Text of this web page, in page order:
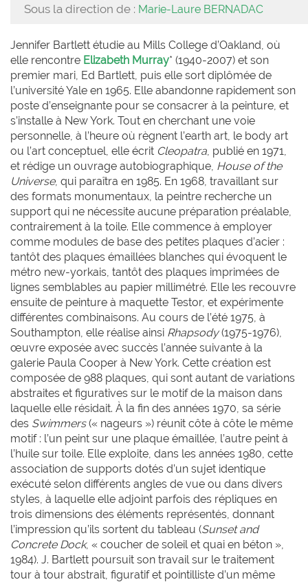
Sous la direction de : Marie-Laure BERNADAC
Jennifer Bartlett étudie au Mills College d’Oakland, où
elle rencontre Elizabeth Murray* (1940-2007) et son
premier mari, Ed Bartlett, puis elle sort diplômée de
l’université Yale en 1965. Elle abandonne rapidement son
poste d’enseignante pour se consacrer à la peinture, et
s’installe à New York. Tout en cherchant une voie
personnelle, à l’heure où règnent l’earth art, le body art
ou l’art conceptuel, elle écrit Cleopatra , publié en 1971,
et rédige un ouvrage autobiographique, House of the
Universe, qui paraîtra en 1985. En 1968, travaillant sur
des formats monumentaux, la peintre recherche un
support qui ne nécessite aucune préparation préalable,
contrairement à la toile. Elle commence à employer
comme modules de base des petites plaques d’acier :
tantôt des plaques émaillées blanches qui évoquent le
métro new-yorkais, tantôt des plaques imprimées de
lignes semblables au papier millimétré. Elle les recouvre
ensuite de peinture à maquette Testor, et expérimente
différentes combinaisons. Au cours de l’été 1975, à
Southampton, elle réalise ainsi Rhapsody(1975-1976),
œuvre exposée avec succès l’année suivante à la
galerie Paula Cooper à New York. Cette création est
composée de 988 plaques, qui sont autant de variations
abstraites et figuratives sur le motif de la maison dans
laquelle elle résidait. À la fin des années 1970, sa série
des Swimmers(« nageurs ») réunit côte à côte le même
motif : l’un peint sur une plaque émaillée, l’autre peint à
l’huile sur toile. Elle exploite, dans les années 1980, cette
association de supports dotés d’un sujet identique
exécuté selon différents angles de vue ou dans divers
styles, à laquelle elle adjoint parfois des répliques en
trois dimensions des éléments représentés, donnant
l’impression qu’ils sortent du tableau (Sunset and
Concrete Dock, « coucher de soleil et quai en béton »,
1984). J. Bartlett poursuit son travail sur le traitement
tour à tour abstrait, figuratif et pointilliste d’un même